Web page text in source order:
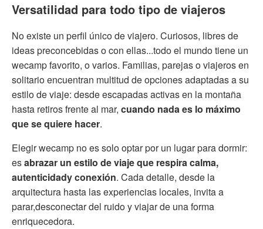
Versatilidad para todo tipo de viajeros
No existe un perfil único de viajero. Curiosos, libres de
ideas preconcebidas o con ellas...todo el mundo tiene un
wecamp favorito, o varios. Familias, parejas o viajeros en
solitario encuentran multitud de opciones adaptadas a su
estilo de viaje: desde escapadas activas en la montaña
hasta retiros frente al mar, cuando nada es lo máximo
que se quiere hacer.
Elegir wecamp no es solo optar por un lugar para dormir:
esabrazar un estilo de viaje que respira calma,
autenticidady conexión. Cada detalle, desde la
arquitectura hasta las experiencias locales, invita a
parar,desconectar del ruido y viajar de una forma
enriquecedora.